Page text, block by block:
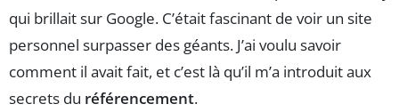
qui brillait sur Google. C’était fascinant de voir un site
personnel surpasser des géants. J’ai voulu savoir
comment il avait fait, et c’est là qu’il m’a introduit aux
secrets du référencement.